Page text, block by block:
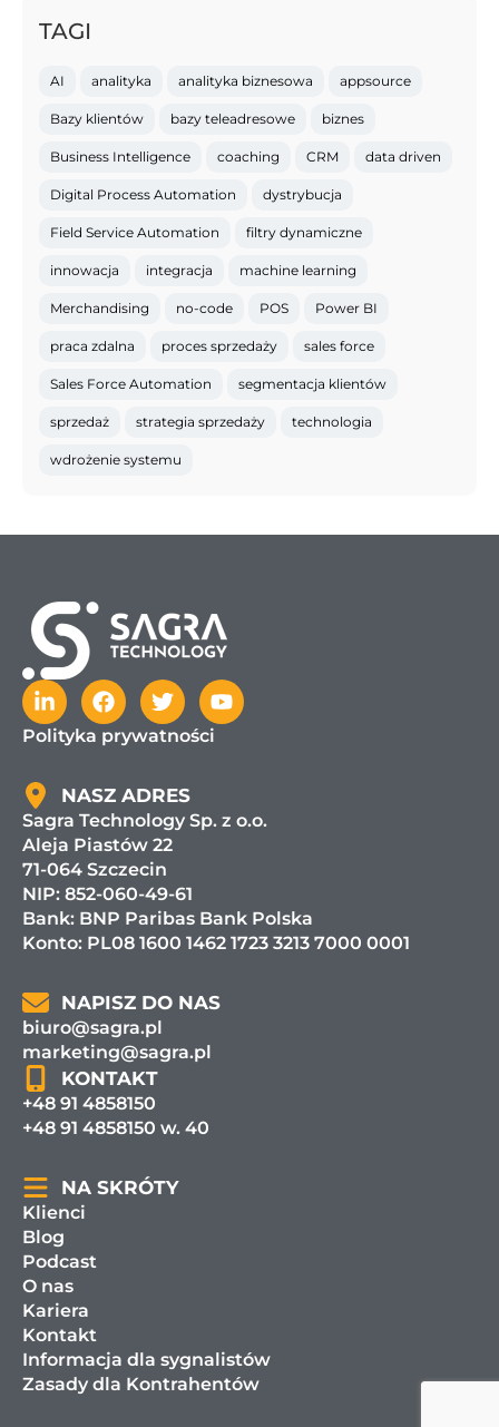
TAGI
AI analityka analityka biznesowa appsource
Bazy klientów bazy teleadresowe biznes
Business Intelligence coaching CRM data driven
Digital Process Automation dystrybucja
Field Service Automation filtry dynamiczne
innowacja integracja machine learning
Merchandising no-code POS Power BI
praca zdalna proces sprzedaży sales force
Sales Force Automation segmentacja klientów
sprzedaż strategia sprzedaży technologia
wdrożenie systemu
Polityka prywatności
NASZ ADRES
Sagra Technology Sp. z o.o.
Aleja Piastów 22
71-064 Szczecin
NIP: 852-060-49-61
Bank: BNP Paribas Bank Polska
Konto: PL08 1600 1462 1723 3213 7000 0001
NAPISZ DO NAS
biuro@sagra.pl
marketing@sagra.pl
KONTAKT
+48 91 4858150
+48 91 4858150 w. 40
NA SKRÓTY
Klienci
Blog
Podcast
O nas
Kariera
Kontakt
Informacja dla sygnalistów
Zasady dla Kontrahentów